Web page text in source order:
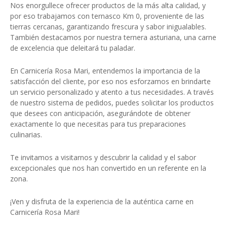
Nos enorgullece ofrecer productos de la más alta calidad, y
por eso trabajamos con ternasco Km 0, proveniente de las
tierras cercanas, garantizando frescura y sabor inigualables.
También destacamos por nuestraternera asturiana, una carne
de excelencia que deleitará tu paladar.
En Carnicería Rosa Mari, entendemos la importancia de la
satisfacción del cliente, por eso nos esforzamos en brindarte
un servicio personalizado y atento a tus necesidades. A través
de nuestro sistema de pedidos, puedes solicitar los productos
que desees con anticipación, asegurándote de obtener
exactamente lo que necesitas para tus preparaciones
culinarias.
Te invitamos a visitarnos y descubrir la calidad y el sabor
excepcionales que nos han convertido en un referente en la
zona.
¡Ven y disfruta de la experiencia de la auténtica carne en
Carnicería Rosa Mari!